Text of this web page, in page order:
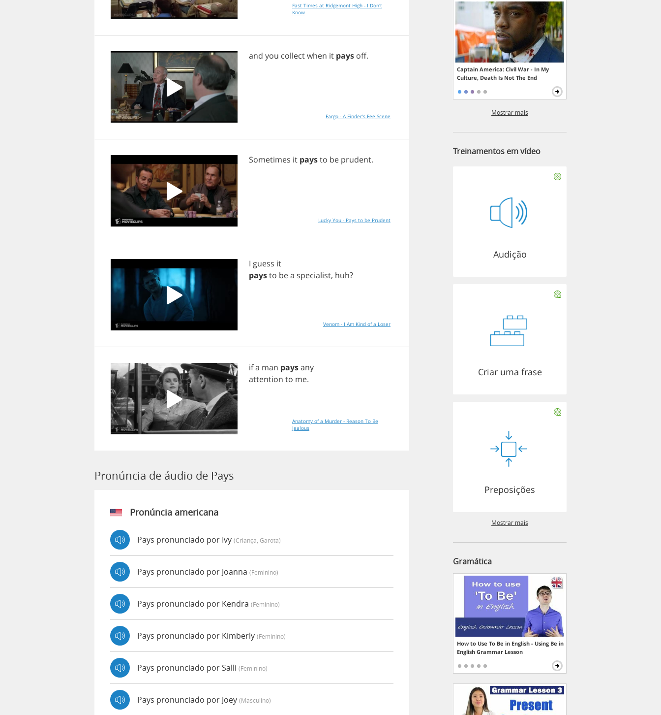
Fast Times at Ridgemont High - I Don't
Know
and you collectwhen it pays off.
Fargo - A Finder's Fee Scene
Sometimes it paysto be prudent.
Lucky You - Pays to be Prudent
I guess it
paysto bea specialist, huh?
Venom - I Am Kind of a Loser
ifa man paysany
attention to me.
Anatomy of a Murder - Reason To Be
Jealous
Pronúncia de áudio de Pays
Pronúncia americana
Pays pronunciado por Ivy (criança, Garota)
Pays pronunciado por Joanna (feminino)
Pays pronunciado por Kendra (feminino)
Pays pronunciado por Kimberly (feminino)
Pays pronunciado por Salli (feminino)
Pays pronunciado por Joey (masculino)
Captain America: Civil War - In My
Culture, Death Is Not The End
Mostrar mais
Treinamentos em vídeo
Audição
Criar uma frase
Preposições
Mostrar mais
Gramática
How to Use To Be in English - Using Be in
English Grammar Lesson